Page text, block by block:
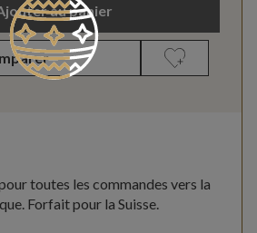
au panier
toutes les commandes vers la
Forfait pour la Suisse.